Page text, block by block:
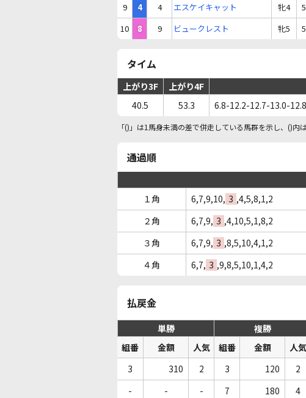
9
4 4 エスケイキャット 牝4
10
8 9 ビュークレスト 牝5
タイム
上がり3F 上がり4F
40.5
53.3 6.8-12.2-12.7-13.0-
「()」は1馬身未満の差で併走している馬群を示し、()内
通過順
１角
6,7,9,10, 3 ,4,5,8,1,2
２角
6,7,9, 3 ,4,10,5,1,8,2
３角
6,7,9, 3 ,8,5,10,4,1,2
４角
6,7, 3 ,9,8,5,10,1,4,2
払戻金
単勝 複勝
組番
金額 人気 組番 金額 人気
3
310 2 3 120 2
-
- - 7 180 4